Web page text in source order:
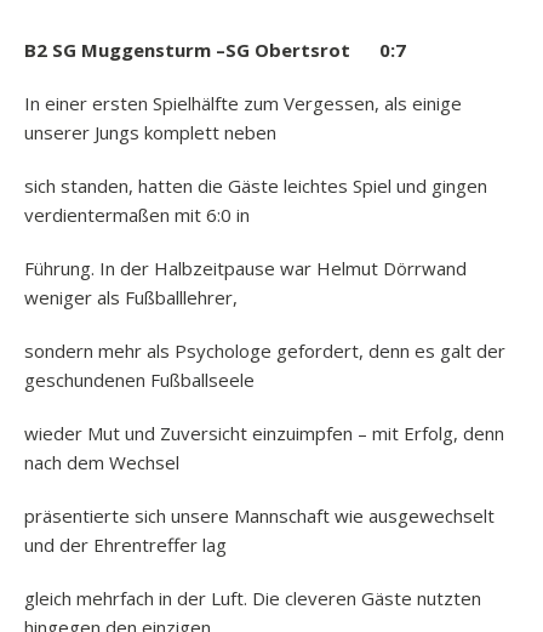
B2 SG Muggensturm –SG Obertsrot 0:7
In einer ersten Spielhälfte zum Vergessen, als einige
unserer Jungs komplett neben
sich standen, hatten die Gäste leichtes Spiel und gingen
verdientermaßen mit 6:0 in
Führung. In der Halbzeitpause war Helmut Dörrwand
weniger als Fußballlehrer,
sondern mehr als Psychologe gefordert, denn es galt der
geschundenen Fußballseele
wieder Mut und Zuversicht einzuimpfen – mit Erfolg, denn
nach dem Wechsel
präsentierte sich unsere Mannschaft wie ausgewechselt
und der Ehrentreffer lag
gleich mehrfach in der Luft. Die cleveren Gäste nutzten
hingegen den einzigen